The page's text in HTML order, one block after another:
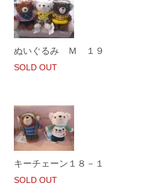
ぬいぐるみ Ｍ １９
SOLD OUT
キーチェーン１８－１
SOLD OUT